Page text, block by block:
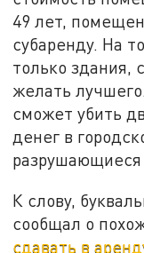
49 лет,
субаренду. На
только здания,
желать
сможет убить
денег в
разрушающиеся
К слову,
сообщал о
сдавать в